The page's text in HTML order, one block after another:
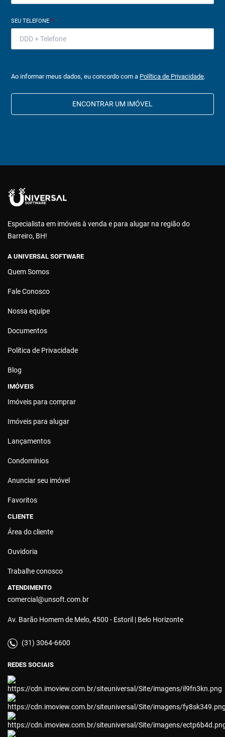
SEU TELEFONE*
Ao informar meus dados, eu concordo com a Política de Privacidade.
ENCONTRAR UM IMÓVEL
Especialista em imóveis à venda e para alugar na região do
Barreiro, BH!
A UNIVERSAL SOFTWARE
Quem Somos
Fale Conosco
Nossa equipe
Documentos
Política de Privacidade
Blog
IMÓVEIS
Imóveis para comprar
Imóveis para alugar
Lançamentos
Condomínios
Anunciar seu imóvel
Favoritos
CLIENTE
Área do cliente
Ouvidoria
Trabalhe conosco
ATENDIMENTO
comercial@unsoft.com.br
Av. Barão Homem de Melo, 4500 - Estoril | Belo Horizonte
(31) 3064-6600
REDES SOCIAIS